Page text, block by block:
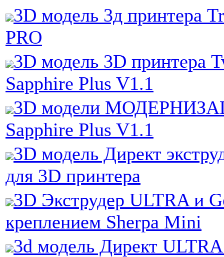
3D модель 3д принтера
PRO
3D модель 3D принтера
Sapphire Plus V1.1
3D модели
Sapphire Plus V1.1
3D модель Директ
для 3D принтера
3D Экструдер ULTRA и
креплением Sherpa Mini
3d модель Директ ULTRA